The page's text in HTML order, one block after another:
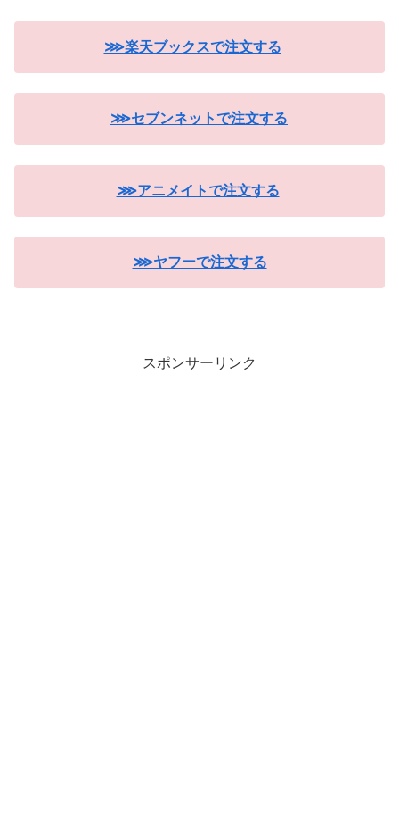
⋙楽天ブックスで注文する
⋙セブンネットで注文する
⋙アニメイトで注文する
⋙ヤフーで注文する
スポンサーリンク